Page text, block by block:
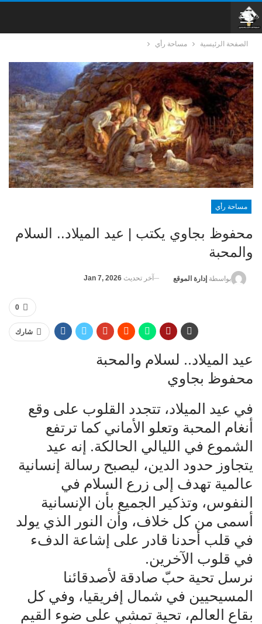
الصفحة الرئيسية مساحة رأي
مساحة رأي
محفوظ بجاوي يكتب | عيد الميلاد.. السلام
والمحبة
بواسطة إدارة الموقع آخر تحديث Jan 7, 2026
0
شارك
عيد الميلاد.. لسلام والمحبة
محفوظ بجاوي
في عيد الميلاد، تتجدد القلوب على وقع
أنغام المحبة وتعلو الأماني كما ترتفع
الشموع في الليالي الحالكة. إنه عيد
يتجاوز حدود الدين، ليصبح رسالة إنسانية
عالمية تهدف إلى زرع السلام في
النفوس، وتذكير الجميع بأن الإنسانية
أسمى من كل خلاف، وأن النور الذي يولد
في قلب أحدنا قادر على إشاعة الدفء
في قلوب الآخرين.
نرسل تحية حبّ صادقة لأصدقائنا
المسيحيين في شمال إفريقيا، وفي كل
بقاع العالم، تحية تمشي على ضوء القيم